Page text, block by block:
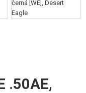
.50AE,